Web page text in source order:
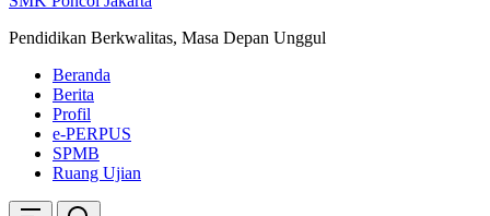
Pendidikan Berkwalitas, Masa Depan Unggul
Beranda
Berita
Profil
e-PERPUS
SPMB
Ruang Ujian